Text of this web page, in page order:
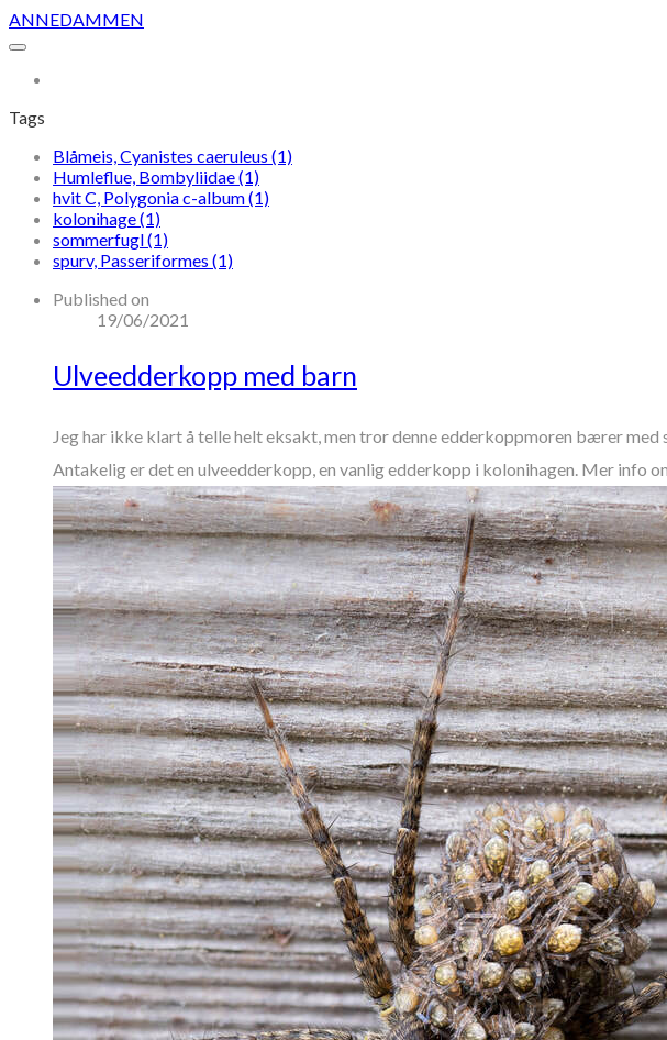
ANNEDAMMEN
Tags
Blåmeis, Cyanistes caeruleus (1)
Humleflue, Bombyliidae (1)
hvit C, Polygonia c-album (1)
kolonihage (1)
sommerfugl (1)
spurv, Passeriformes (1)
Published on
19/06/2021
Ulveedderkopp med barn
Jeg har ikke klart å telle helt eksakt, men tror denne edderkoppmoren bærer med
Antakelig er det en ulveedderkopp, en vanlig edderkopp i kolonihagen. Mer info